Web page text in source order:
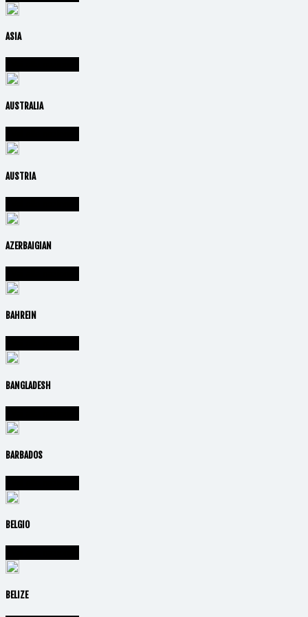
ASIA
AUSTRALIA
AUSTRIA
AZERBAIGIAN
BAHREIN
BANGLADESH
BARBADOS
BELGIO
BELIZE